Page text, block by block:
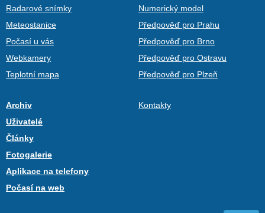
Radarové snímky
Meteostanice
Počasí u vás
Webkamery
Teplotní mapa
Numerický model
Předpověď pro Prahu
Předpověď pro Brno
Předpověď pro Ostravu
Předpověď pro Plzeň
Archiv
Uživatelé
Články
Fotogalerie
Aplikace na telefony
Počasí na web
Kontakty